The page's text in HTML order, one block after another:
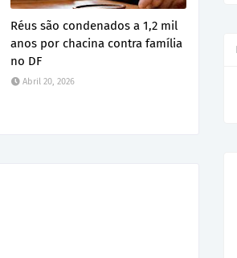
Réus são condenados a 1,2 mil
anos por chacina contra família
no DF
Abril 20, 2026